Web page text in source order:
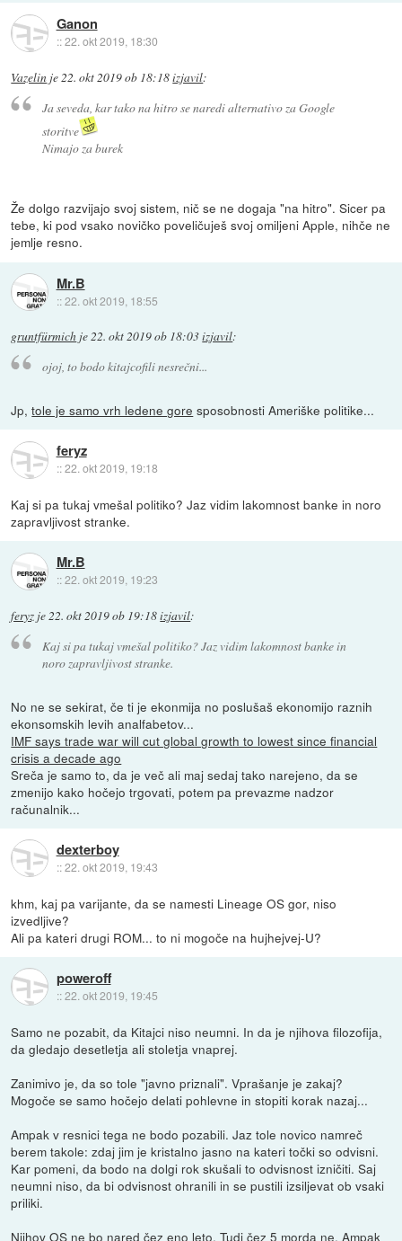
Ganon
::22. okt 2019, 18:30
Vazelin je22. okt 2019 ob 18:18izjavil:
Ja seveda, kar tako na hitro se naredi alternativo za Google
storitve
Nimajo za burek
Že dolgo razvijajo svoj sistem, nič se ne dogaja "na hitro". Sicer pa
tebe, ki pod vsako novičko poveličuješ svoj omiljeni Apple, nihče ne
jemlje resno.
Mr.B
::22. okt 2019, 18:55
gruntfürmich je22. okt 2019 ob 18:03izjavil:
ojoj, to bodo kitajcofili nesrečni...
Jp,tole je samo vrh ledene gore sposobnosti Ameriške politike...
feryz
::22. okt 2019, 19:18
Kaj si pa tukaj vmešal politiko? Jaz vidim lakomnost banke in noro
zapravljivost stranke.
Mr.B
::22. okt 2019, 19:23
feryz je22. okt 2019 ob 19:18izjavil:
Kaj si pa tukaj vmešal politiko? Jaz vidim lakomnost banke in
noro zapravljivost stranke.
No ne se sekirat, če ti je ekonmija no poslušaš ekonomijo raznih
ekonsomskih levih analfabetov...
IMF says trade war will cut global growth to lowest since financial
crisis a decade ago
Sreča je samo to, da je več ali maj sedaj tako narejeno, da se
zmenijo kako hočejo trgovati, potem pa prevazme nadzor
računalnik...
dexterboy
::22. okt 2019, 19:43
khm, kaj pa varijante, da se namesti Lineage OS gor, niso
izvedljive?
Ali pa kateri drugi ROM... to ni mogoče na hujhejvej-U?
poweroff
::22. okt 2019, 19:45
Samo ne pozabit, da Kitajci niso neumni. In da je njihova filozofija,
da gledajo desetletja ali stoletja vnaprej.
Zanimivo je, da so tole "javno priznali". Vprašanje je zakaj?
Mogoče se samo hočejo delati pohlevne in stopiti korak nazaj...
Ampak v resnici tega ne bodo pozabili. Jaz tole novico namreč
berem takole: zdaj jim je kristalno jasno na kateri točki so odvisni.
Kar pomeni, da bodo na dolgi rok skušali to odvisnost izničiti. Saj
neumni niso, da bi odvisnost ohranili in se pustili izsiljevat ob vsaki
priliki.
Njihov OS ne bo nared čez eno leto. Tudi čez 5 morda ne. Ampak